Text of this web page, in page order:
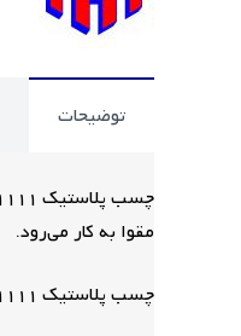
توضیحات
مقوا به کار می‌رود.
چسب پلاستیک 1111 چسب پارس دبه دارای ویژگی های زیر می باشد: